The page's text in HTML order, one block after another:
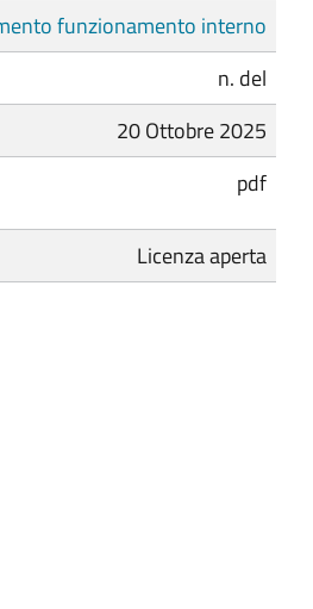
funzionamento interno
n. del
20 Ottobre 2025
pdf
Licenza aperta